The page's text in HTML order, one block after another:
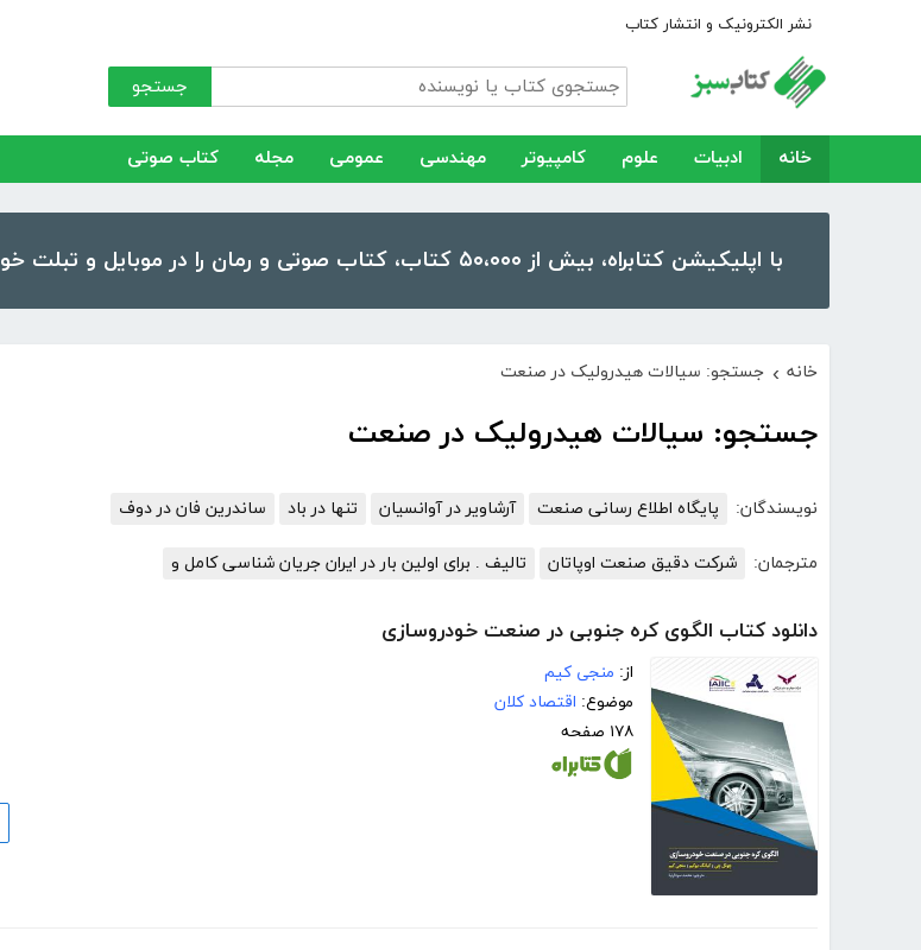
نشر الکترونیک و انتشار کتاب
جستجو
خانه ادبیات علوم کامپیوتر مهندسی عمومی مجله کتاب صوتی
با اپلیکیشن کتابراه، بیش از ۵۰،۰۰۰ کتاب، کتاب صوتی و رمان را در موبایل و تبلت خود داشته باشید!
خانه › جستجو: سیالات هیدرولیک در صنعت
جستجو: سیالات هیدرولیک در صنعت
نویسندگان: پایگاه اطلاع رسانی صنعت آرشاویر در آوانسیان تنها در باد ساندرین فان در دوف
مترجمان: شرکت دقیق صنعت اوپاتان تالیف . برای اولین بار در ایران جریان شناسی کامل و
دانلود کتاب الگوی کره جنوبی در صنعت خودروسازی
از: منجی کیم
موضوع: اقتصاد کلان
۱۷۸ صفحه